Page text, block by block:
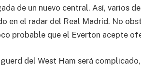
de un nuevo central. Así, varios
en el radar del Real Madrid. No
probable que el Everton acepte
del West Ham será